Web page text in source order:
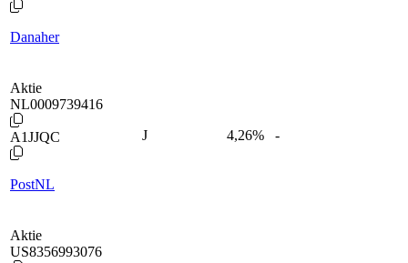
Danaher
Aktie
NL0009739416
A1JJQC
PostNL
J 4,26% -
Aktie
US8356993076